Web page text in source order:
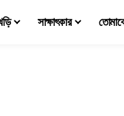
সাক্ষাৎকার